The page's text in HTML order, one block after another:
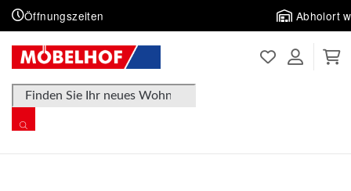
Öffnungszeiten Abholort
Products search